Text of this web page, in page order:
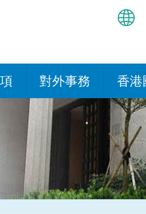
简
EN
民
安
對外事務
國際政府機構在
處或運作
多邊協定
其他協定
香港
我
我們
我們